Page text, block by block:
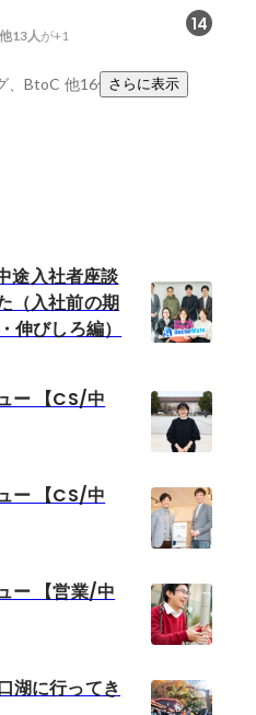
14
13人が+1
、BtoC 他16件さらに表示
入社者座談
（入社前の期
伸びしろ編）
ー 【CS/中
ー 【CS/中
ー 【営業/中
湖に行ってき